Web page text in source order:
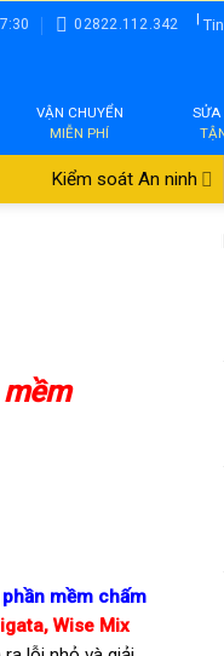
02822.112.342 |
VẬN CHUYỂN
MIỄN PHÍ
SỬA
Kiểm soát An ninh
mềm chấm
Wise Mix